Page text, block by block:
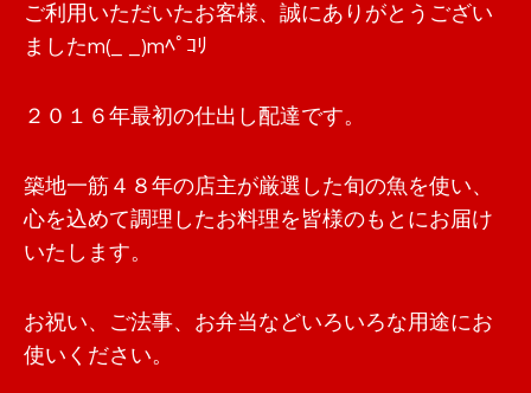
ご利用いただいたお客様、誠にありがとうござい
ましたm(_ _)mﾍﾟｺﾘ
２０１６年最初の仕出し配達です。
築地一筋４８年の店主が厳選した旬の魚を使い、
心を込めて調理したお料理を皆様のもとにお届け
いたします。
お祝い、ご法事、お弁当などいろいろな用途にお
使いください。